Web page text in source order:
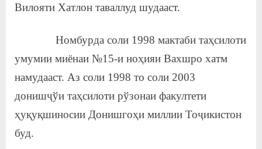
м
и
Вилояти Хатлон таваллуд шудааст.
Номбурда соли 1998 мактаби таҳсилоти
умумии миёнаи №15-и ноҳияи Вахшро хатм
намудааст. Аз соли 1998 то соли 2003
донишҷўи таҳсилоти рўзонаи факултети
ҳуқуқшиносии Донишгоҳи миллии Тоҷикистон
буд.